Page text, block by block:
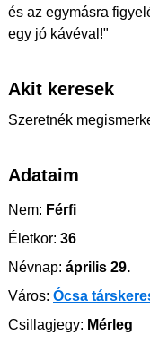
és az egymásra
egy jó kávéval!"
Akit keresek
Szeretnék
Adataim
Nem: Férfi
Életkor: 36
Névnap: április 29.
Város: Ócsa
Csillagjegy: Mérleg